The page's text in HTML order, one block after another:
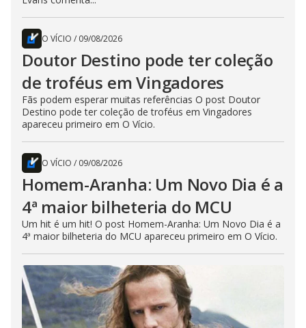
O VÍCIO / 09/08/2026
Doutor Destino pode ter coleção
de troféus em Vingadores
Fãs podem esperar muitas referências O post Doutor
Destino pode ter coleção de troféus em Vingadores
apareceu primeiro em O Vício.
O VÍCIO / 09/08/2026
Homem-Aranha: Um Novo Dia é a
4ª maior bilheteria do MCU
Um hit é um hit! O post Homem-Aranha: Um Novo Dia é a
4ª maior bilheteria do MCU apareceu primeiro em O Vício.